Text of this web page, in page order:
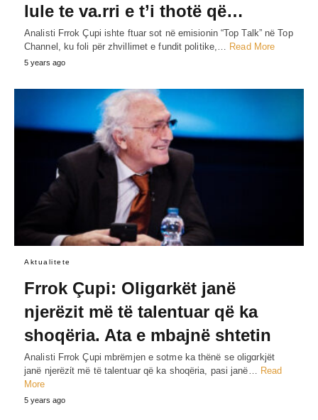
lule te va.rri e t’i thotë që…
Analisti Frrok Çupi ishte ftuar sot në emisionin “Top Talk” në Top
Channel, ku foli për zhvillimet e fundit politike,… Read More
5 years ago
Aktualitete
Frrok Çupi: Oligɑrkët janë
njerëzit më të talentuar që ka
shoqëria. Ata e mbajnë shtetin
Analisti Frrok Çupi mbrëmjen e sotme ka thënë se oligɑrkjët
janë njerëzίt më të talentuar që ka shoqëria, pasi janë… Read
More
5 years ago